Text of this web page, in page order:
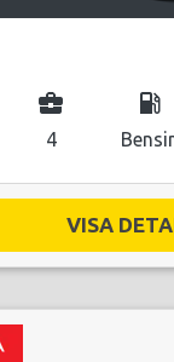
business_center
4
local_gas_station
VISA